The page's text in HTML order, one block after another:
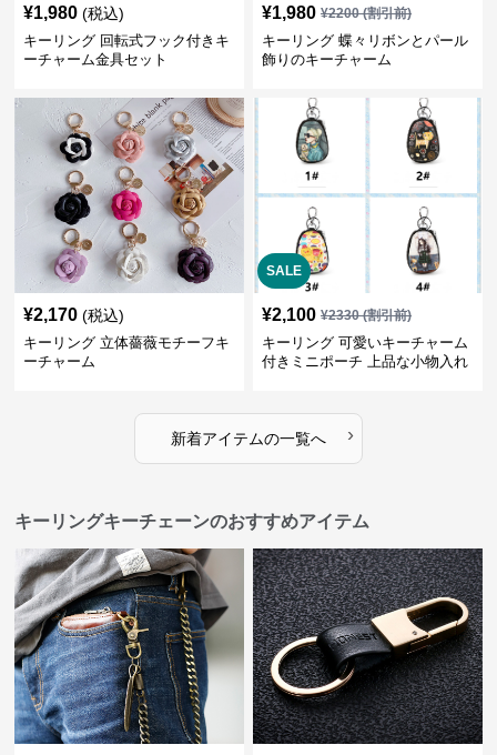
¥1,980 (税込)
キーリング 回転式フック付きキ
ーチャーム金具セット
¥1,980 ¥2200(割引前)
キーリング 蝶々リボンとパール
飾りのキーチャーム
¥2,170 (税込)
キーリング 立体薔薇モチーフキ
ーチャーム
SALE
¥2,100 ¥2330(割引前)
キーリング 可愛いキーチャーム
付きミニポーチ 上品な小物入れ
新着アイテムの一覧へ ›
キーリングキーチェーンのおすすめアイテム